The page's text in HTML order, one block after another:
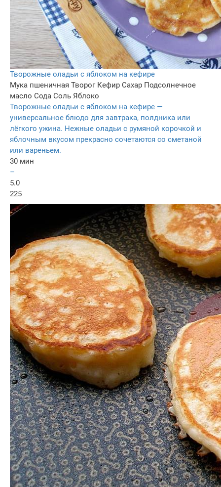
Творожные оладьи с яблоком на кефире
Мука пшеничная Творог Кефир Сахар Подсолнечное
масло Сода Соль Яблоко
Творожные оладьи с яблоком на кефире —
универсальное блюдо для завтрака, полдника или
лёгкого ужина. Нежные оладьи с румяной корочкой и
яблочным вкусом прекрасно сочетаются со сметаной
или вареньем.
30 мин
–
5.0
225